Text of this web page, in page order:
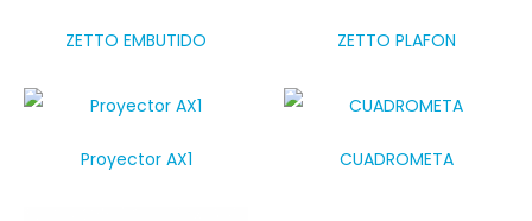
ZETTO EMBUTIDO ZETTO PLAFON
Proyector AX1 CUADROMETA